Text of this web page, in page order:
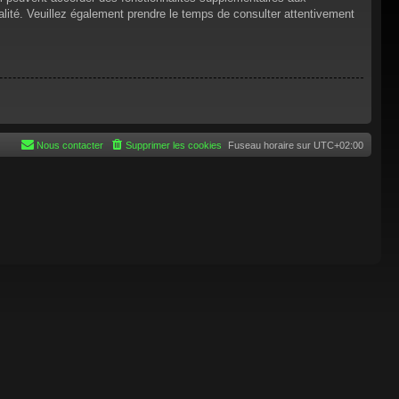
Veuillez également prendre le temps de consulter attentivement
Fuseau horaire sur UTC+02:00
Supprimer les cookies
Nous contacter